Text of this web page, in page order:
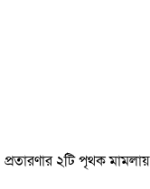
২টি পৃথক মামলায়